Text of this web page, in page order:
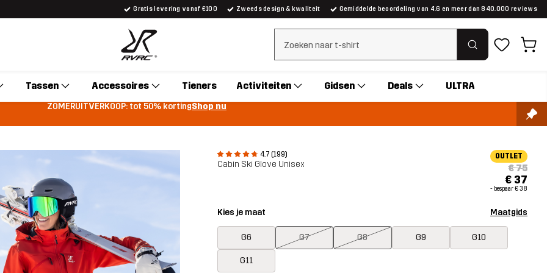
Gratis levering vanaf €100 Zweeds design & kwaliteit Gemiddelde beoordeling van 4.6 en meer dan 840.000 reviews
Zoeken wissen
Tassen Accessoires Tieners Activiteiten Gidsen Deals ULTRA
ZOMERUITVERKOOP: tot 50% kortingShop nu
4.7 (199)
Cabin Ski Glove Unisex
OUTLET
€ 75
€ 37
- bespaar€ 38
Kies je maat Maatgids
G6 G7 G8 G9 G10
G11